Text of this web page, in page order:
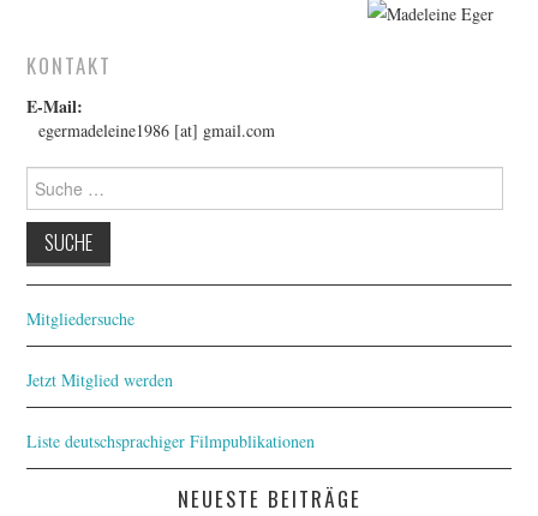
FESTIVALPREISE
S. KRACAUER PREIS
WOCHE DER KRITIK
KONTAKT
E-Mail:
egermadeleine1986 [at] gmail.com
Suche
nach:
Mitgliedersuche
Jetzt Mitglied werden
Liste deutschsprachiger Filmpublikationen
NEUESTE BEITRÄGE